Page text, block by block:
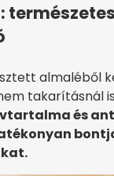
természetes
almaléből
takarításnál
és